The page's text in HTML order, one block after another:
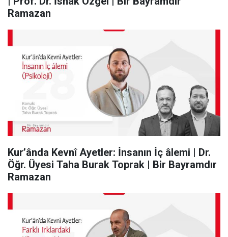
Ramazan
Kur’ânda Kevnî Ayetler: İnsanın İç âlemi | Dr.
Öğr. Üyesi Taha Burak Toprak | Bir Bayramdır
Ramazan